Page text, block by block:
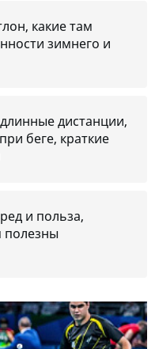
какие там
зимнего и
дистанции,
беге, краткие
и польза,
полезны